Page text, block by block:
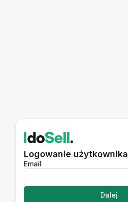
Logowanie użytkownika
Email
Dalej